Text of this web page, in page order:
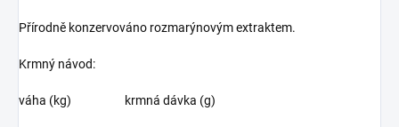
Přírodně konzervováno rozmarýnovým extraktem.
Krmný návod:
váha (kg) krmná dávka (g)